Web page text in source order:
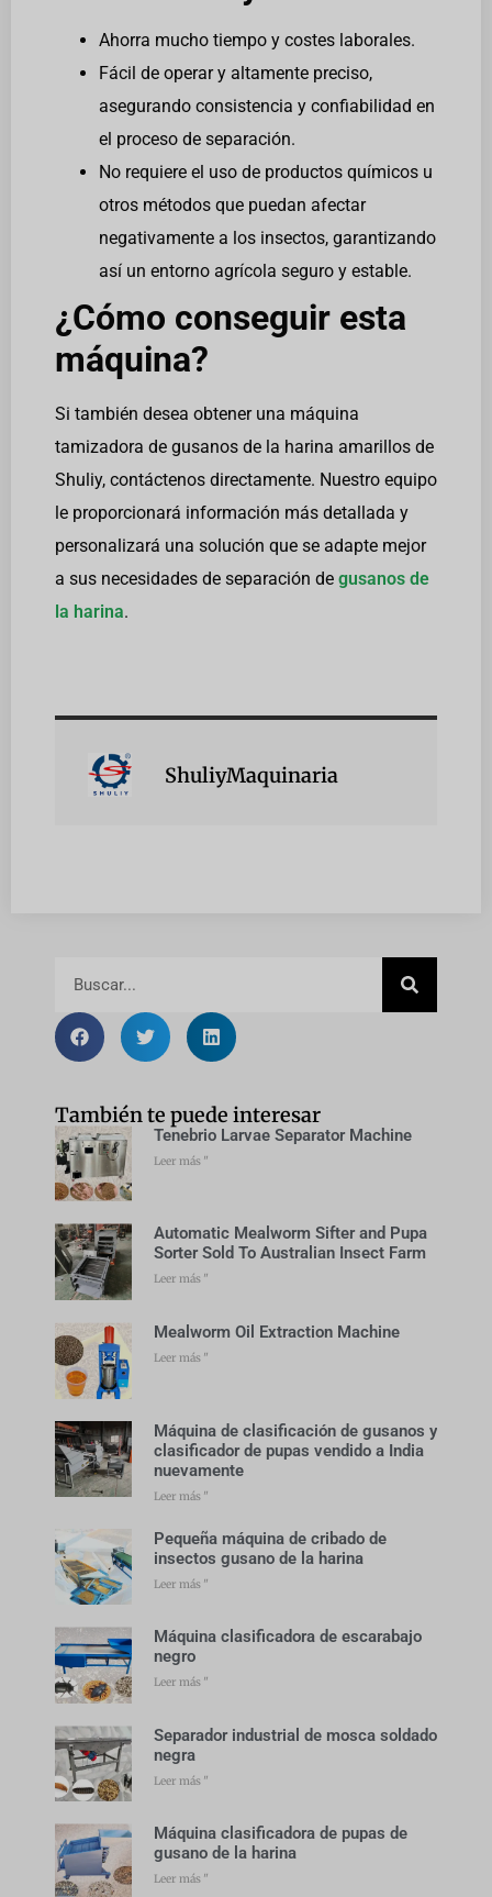
Ahorra mucho tiempo y costes laborales.
Fácil de operar y altamente preciso,
asegurando consistencia y confiabilidad en
el proceso de separación.
No requiere el uso de productos químicos u
otros métodos que puedan afectar
negativamente a los insectos, garantizando
así un entorno agrícola seguro y estable.
¿Cómo conseguir esta
máquina?
Si también desea obtener una máquina
tamizadora de gusanos de la harina amarillos de
Shuliy, contáctenos directamente. Nuestro equipo
le proporcionará información más detallada y
personalizará una solución que se adapte mejor
a sus necesidades de separación de gusanos de
la harina.
ShuliyMaquinaria
También te puede interesar
Tenebrio Larvae Separator Machine
Leer más "
Automatic Mealworm Sifter and Pupa
Sorter Sold To Australian Insect Farm
Leer más "
Mealworm Oil Extraction Machine
Leer más "
Máquina de clasificación de gusanos y
clasificador de pupas vendido a India
nuevamente
Leer más "
Pequeña máquina de cribado de
insectos gusano de la harina
Leer más "
Máquina clasificadora de escarabajo
negro
Leer más "
Separador industrial de mosca soldado
negra
Leer más "
Máquina clasificadora de pupas de
gusano de la harina
Leer más "